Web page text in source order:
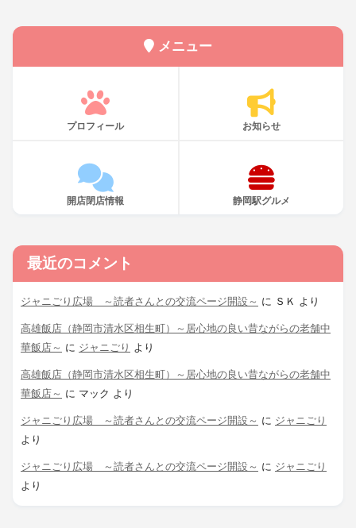
メニュー
プロフィール お知らせ
開店閉店情報 静岡駅グルメ
最近のコメント
ジャニごり広場 ～読者さんとの交流ページ開設～ に ＳＫ より
高雄飯店（静岡市清水区相生町）～居心地の良い昔ながらの老舗中
華飯店～ に ジャニごり より
高雄飯店（静岡市清水区相生町）～居心地の良い昔ながらの老舗中
華飯店～ に マック より
ジャニごり広場 ～読者さんとの交流ページ開設～ に ジャニごり
より
ジャニごり広場 ～読者さんとの交流ページ開設～ に ジャニごり
より